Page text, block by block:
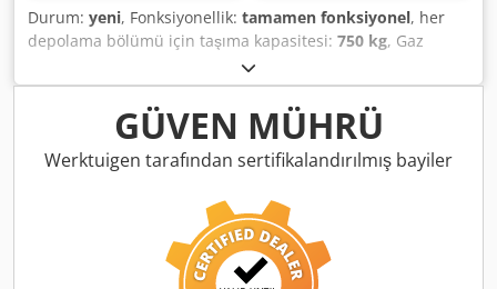
Durum: yeni, Fonksiyonellik: tamamen fonksiyonel, her
depolama bölümü için taşıma kapasitesi: 750 kg, Gaz
ızgarası boyut 880x1100 (890x1112mm) Taşıma kapasitesi:
500Kg (yeni olarak ayrıca 250/500/750/800/1000/1250/1500
Kg seçenekleriyle de mevcut) Göz aralığı: 100x50mm
Crjdpfoqu Rgnjx Afwef Malzeme: sendzimir galvanizli çelik
tel 3,8mm Yeni Teslim süresi: Geniş stokta (4000+ adet)
GÜVEN MÜHRÜ
Werktuigen tarafından sertifikalandırılmış bayiler